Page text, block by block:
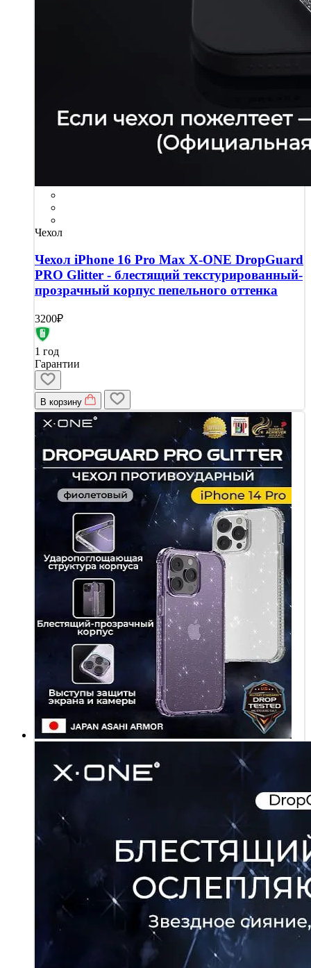
Чехол
Чехол iPhone 16 Pro Max X-ONE DropGuard
PRO Glitter - блестящий текстурированный-
прозрачный корпус пепельного оттенка
3200₽
1 год
Гарантии
В корзину